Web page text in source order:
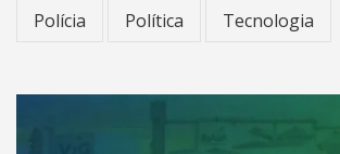
Polícia Política Tecnologia